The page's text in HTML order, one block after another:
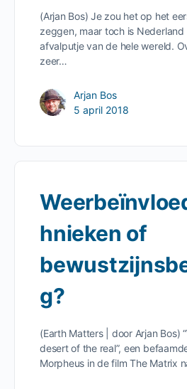
(Arjan Bos) Je zou het op het
zeggen, maar toch is
afvalputje van de hele wereld.
zeer…
Arjan Bos
5 april 2018
hnieken of
g?
(Earth Matters | door Arjan Bos)
desert of the real”, een
Morpheus in de film The Matrix